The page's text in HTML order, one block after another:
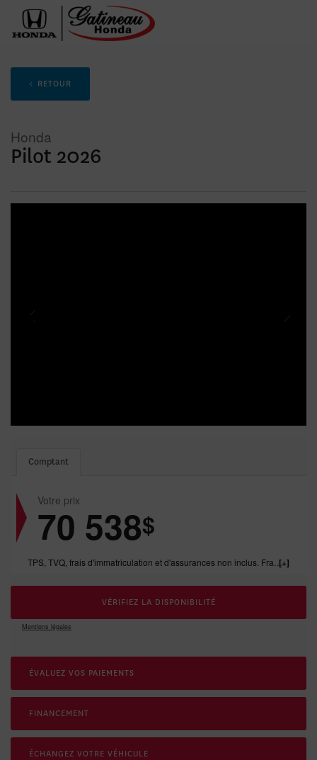
< RETOUR
Honda
Pilot 2026
Comptant
Votre prix
70 538$
TPS, TVQ, frais d'immatriculation et d'assurances non inclus. Frais de concessonnaire de 1199.00$ inclus.
VÉRIFIEZ LA DISPONIBILITÉ
Mentions légales
ÉVALUEZ VOS PAIEMENTS
FINANCEMENT
ÉCHANGEZ VOTRE VÉHICULE